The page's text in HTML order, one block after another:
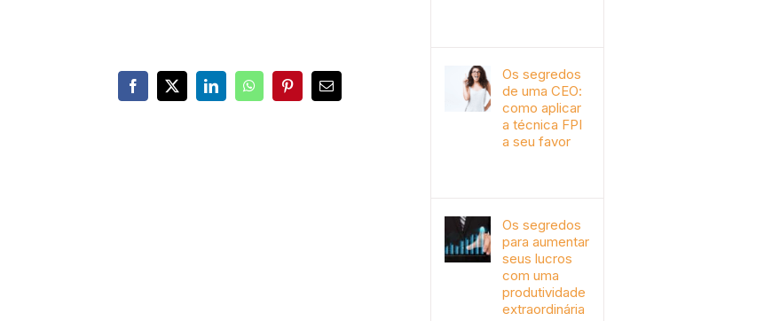
Os segredos
de uma CEO:
como aplicar
a técnica FPI
a seu favor
Os segredos
para aumentar
seus lucros
com uma
produtividade
extraordinária